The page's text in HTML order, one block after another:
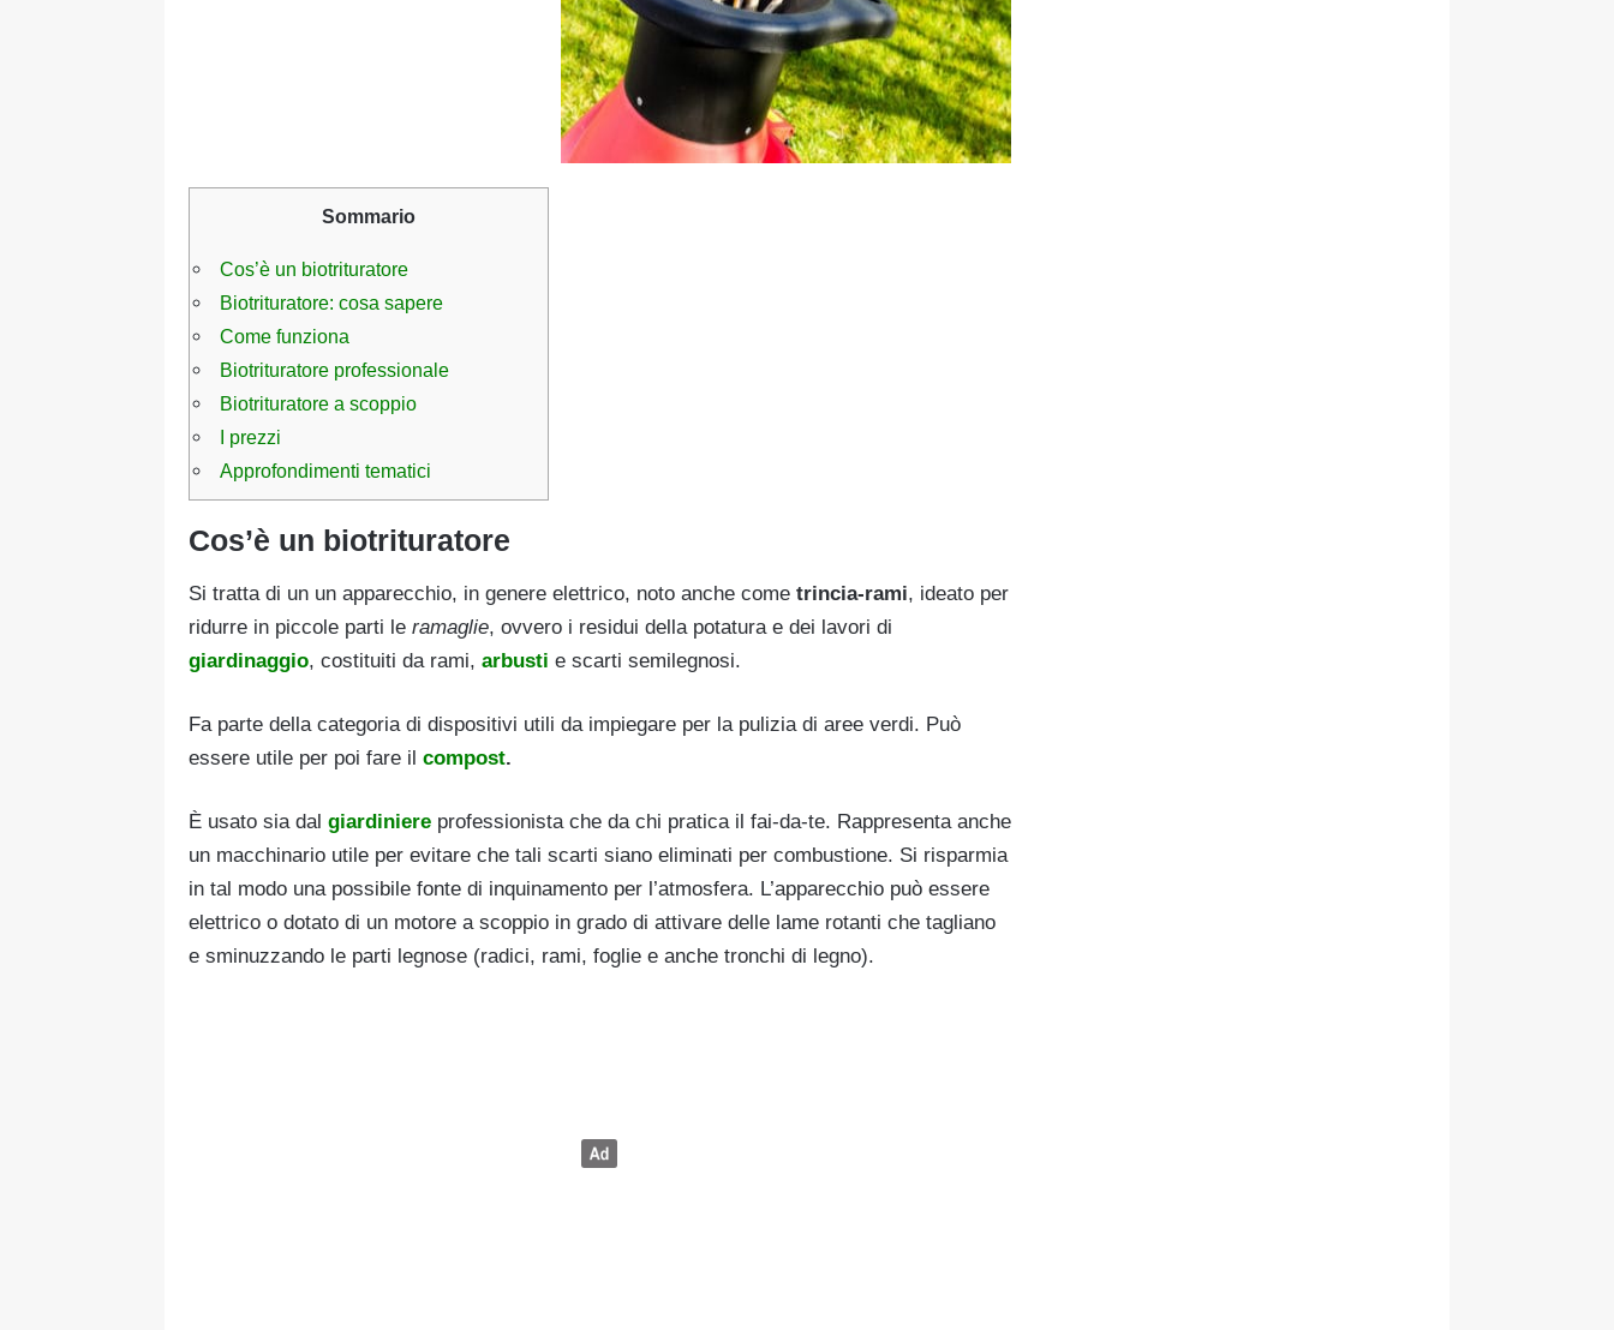
Sommario
Cos’è un biotrituratore
Biotrituratore: cosa sapere
Come funziona
Biotrituratore professionale
Biotrituratore a scoppio
I prezzi
Approfondimenti tematici
Cos’è un biotrituratore
Si tratta di un un apparecchio, in genere elettrico, noto anche come trincia-rami, ideato per
ridurre in piccole parti le ramaglie, ovvero i residui della potatura e dei lavori di
giardinaggio, costituiti da rami, arbusti e scarti semilegnosi.
Fa parte della categoria di dispositivi utili da impiegare per la pulizia di aree verdi. Può
essere utile per poi fare il compost.
È usato sia dal giardiniere professionista che da chi pratica il fai-da-te. Rappresenta anche
un macchinario utile per evitare che tali scarti siano eliminati per combustione. Si risparmia
in tal modo una possibile fonte di inquinamento per l’atmosfera. L’apparecchio può essere
elettrico o dotato di un motore a scoppio in grado di attivare delle lame rotanti che tagliano
e sminuzzando le parti legnose (radici, rami, foglie e anche tronchi di legno).